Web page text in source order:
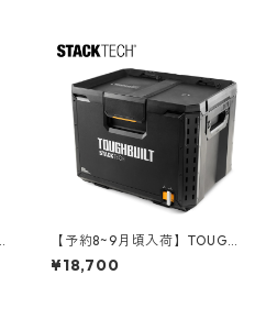
【予約8~9月頃入荷】TOUGHB
UILT（タフビルト）STACK TE
CH(スタックテック) ツールボ
¥18,700